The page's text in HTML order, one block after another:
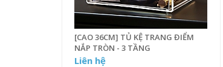
[CAO 36CM] TỦ KỆ TRANG ĐIỂM
NẮP TRÒN - 3 TẦNG
Liên hệ